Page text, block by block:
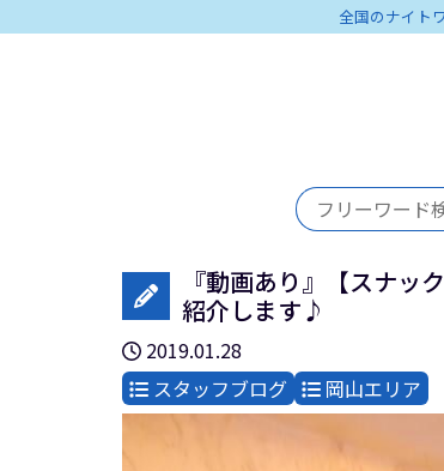
全国のナイト
『動画あり』【スナ
紹介します♪
2019.01.28
スタッフブログ
岡山エリア